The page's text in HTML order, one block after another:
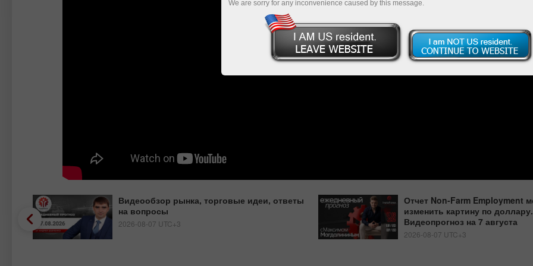
Видеообзор рынка, торговые идеи, ответы
на вопросы
2026-08-07 UTC+3
Отчет Non-Farm Employment
изменить картину по доллару.
Видеопрогноз на 7 августа
2026-08-07 UTC+3
We are sorry for any inconvenience caused by this message.